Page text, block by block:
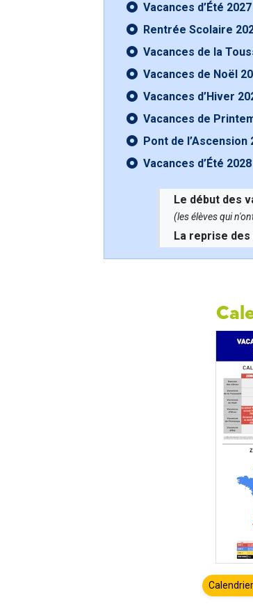
Vacances d’Été
Rentrée Scolaire
Vacances de la
Vacances de Noël
Vacances d’Hiver
Vacances de
Pont de l’Ascension
Vacances d’Été
Le début des
(les élèves qui
La reprise